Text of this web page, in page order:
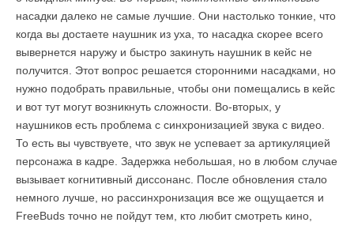
насадки далеко не самые лучшие. Они настолько тонкие, что
когда вы достаете наушник из уха, то насадка скорее всего
вывернется наружу и быстро закинуть наушник в кейс не
получится. Этот вопрос решается сторонними насадками, но
нужно подобрать правильные, чтобы они помещались в кейс
и вот тут могут возникнуть сложности. Во-вторых, у
наушников есть проблема с синхронизацией звука с видео.
То есть вы чувствуете, что звук не успевает за артикуляцией
персонажа в кадре. Задержка небольшая, но в любом случае
вызывает когнитивный диссонанс. После обновления стало
немного лучше, но рассинхронизация все же ощущается и
FreeBuds точно не пойдут тем, кто любит смотреть кино,